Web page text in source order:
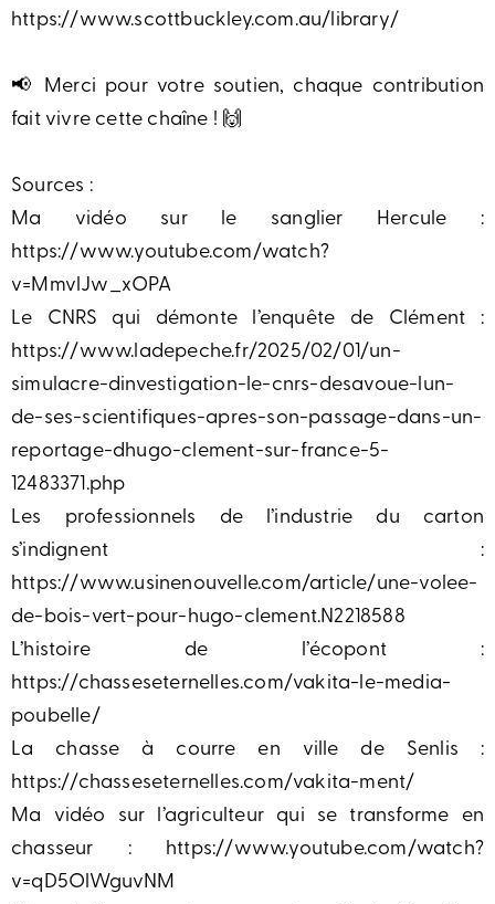
https://www.scottbuckley.com.au/library/
📢 Merci pour votre soutien, chaque contribution
fait vivre cette chaîne ! 🙌
Sources :
Ma vidéo sur le sanglier Hercule :
https://www.youtube.com/watch?
v=MmvlJw_xOPA
Le CNRS qui démonte l’enquête de Clément :
https://www.ladepeche.fr/2025/02/01/un-
simulacre-dinvestigation-le-cnrs-desavoue-lun-
de-ses-scientifiques-apres-son-passage-dans-un-
reportage-dhugo-clement-sur-france-5-
12483371.php
Les professionnels de l’industrie du carton
s’indignent :
https://www.usinenouvelle.com/article/une-volee-
de-bois-vert-pour-hugo-clement.N2218588
L’histoire de l’écopont :
https://chasseseternelles.com/vakita-le-media-
poubelle/
La chasse à courre en ville de Senlis :
https://chasseseternelles.com/vakita-ment/
Ma vidéo sur l’agriculteur qui se transforme en
chasseur : https://www.youtube.com/watch?
v=qD5OlWguvNM